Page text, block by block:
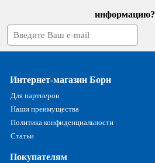
информацию?
Интернет-магазин Борн
Для партнеров
Наши преимущества
Политика конфиденциальности
Статьи
Покупателям